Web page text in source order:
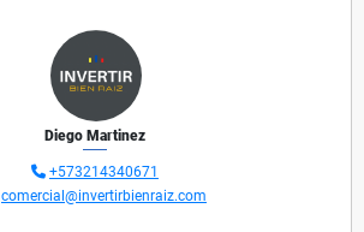
Diego Martinez
+573214340671
comercial@invertirbienraiz.com